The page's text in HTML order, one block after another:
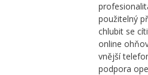
použitelný
chlubit se
online
vnější
podpora